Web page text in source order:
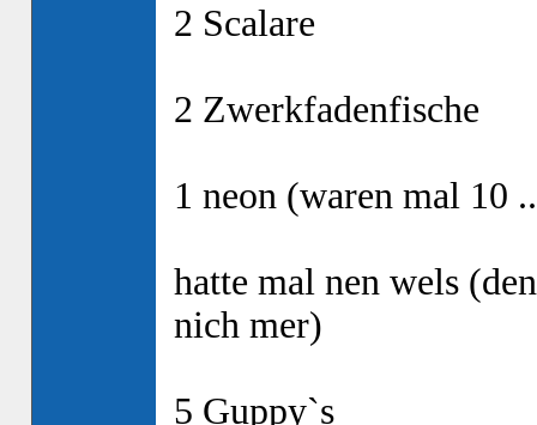
2 Scalare
2 Zwerkfadenfische
1 neon (waren mal 10
hatte mal nen wels
nich mer)
5 Guppy`s